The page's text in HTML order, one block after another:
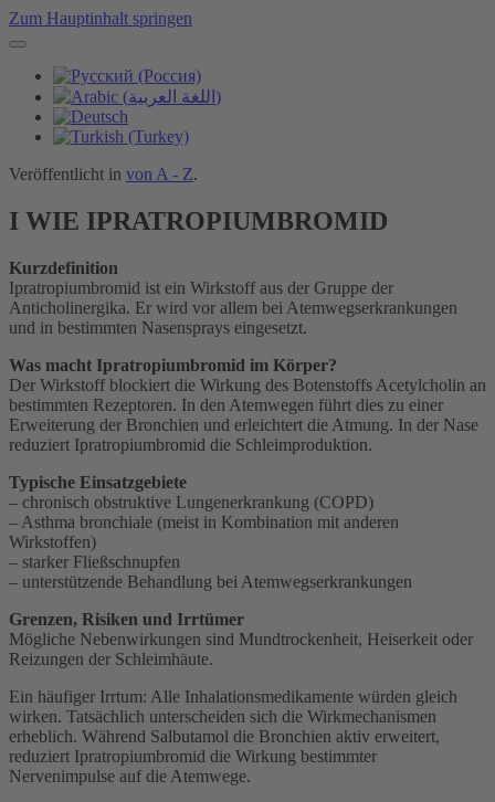
Zum Hauptinhalt springen
Veröffentlicht in von A - Z.
I WIE IPRATROPIUMBROMID
Kurzdefinition
Ipratropiumbromid ist ein Wirkstoff aus der Gruppe der
Anticholinergika. Er wird vor allem bei Atemwegserkrankungen
und in bestimmten Nasensprays eingesetzt.
Was macht Ipratropiumbromid im Körper?
Der Wirkstoff blockiert die Wirkung des Botenstoffs Acetylcholin an
bestimmten Rezeptoren. In den Atemwegen führt dies zu einer
Erweiterung der Bronchien und erleichtert die Atmung. In der Nase
reduziert Ipratropiumbromid die Schleimproduktion.
Typische Einsatzgebiete
– chronisch obstruktive Lungenerkrankung (COPD)
– Asthma bronchiale (meist in Kombination mit anderen
Wirkstoffen)
– starker Fließschnupfen
– unterstützende Behandlung bei Atemwegserkrankungen
Grenzen, Risiken und Irrtümer
Mögliche Nebenwirkungen sind Mundtrockenheit, Heiserkeit oder
Reizungen der Schleimhäute.
Ein häufiger Irrtum: Alle Inhalationsmedikamente würden gleich
wirken. Tatsächlich unterscheiden sich die Wirkmechanismen
erheblich. Während Salbutamol die Bronchien aktiv erweitert,
reduziert Ipratropiumbromid die Wirkung bestimmter
Nervenimpulse auf die Atemwege.